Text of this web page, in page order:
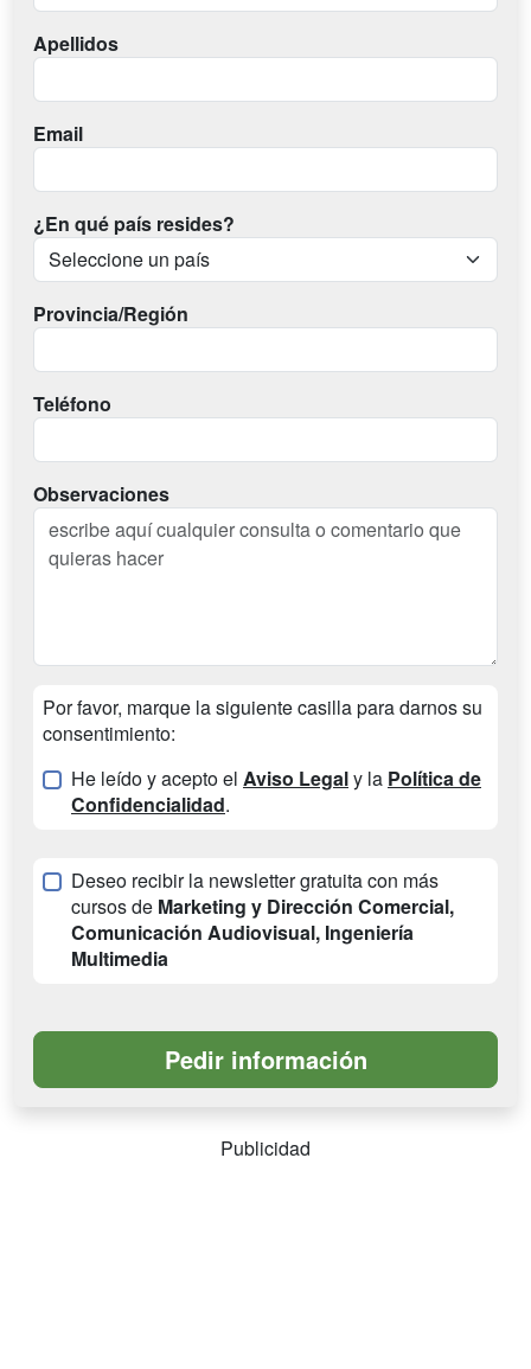
Apellidos
Email
¿En qué país resides?
Provincia/Región
Teléfono
Observaciones
Por favor, marque la siguiente casilla para darnos su
consentimiento:
He leído y acepto el Aviso Legaly la Política de
Confidencialidad.
Deseo recibir la newsletter gratuita con más
cursos de Marketing y Dirección Comercial,
Comunicación Audiovisual, Ingeniería
Multimedia
Publicidad